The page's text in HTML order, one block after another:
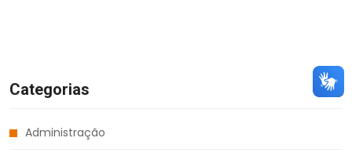
Categorias
Administração